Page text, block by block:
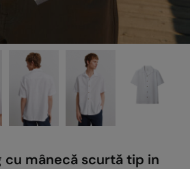
cu mânecă scurtă tip in